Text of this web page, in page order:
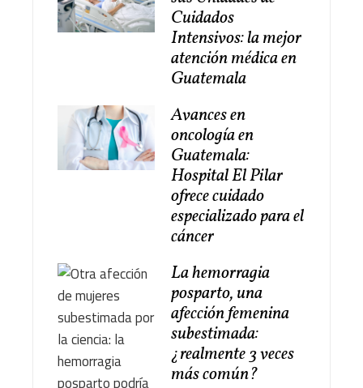
Cuidados
Intensivos: la mejor
atención médica en
Guatemala
Avances en
oncología en
Guatemala:
Hospital El Pilar
ofrece cuidado
especializado para el
cáncer
La hemorragia
posparto, una
afección femenina
subestimada:
¿realmente 3 veces
más común?